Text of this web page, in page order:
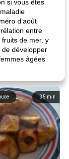
si vous êtes
d'août
entre
de mer, y
développer
âgées
35 min